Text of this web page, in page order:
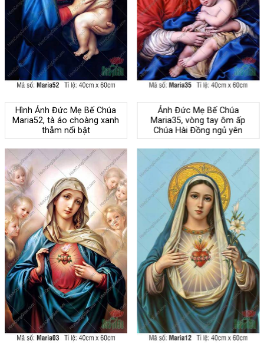
Hình Ảnh Đức Mẹ Bế Chúa
Maria52, tà áo choàng xanh
thẫm nổi bật
Ảnh Đức Mẹ Bế Chúa
Maria35, vòng tay ôm ấp
Chúa Hài Đồng ngủ yên